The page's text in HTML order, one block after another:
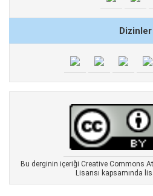
Dizinler
Bu derginin içeriği Creative Commons
Lisansı kapsamında